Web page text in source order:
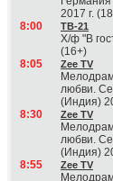
2017 г.
8:00
ТВ-21
Х/ф "В
(16+)
8:05
Zee TV
любви.
(Индия)
8:30
Zee TV
любви.
(Индия)
8:55
Zee TV